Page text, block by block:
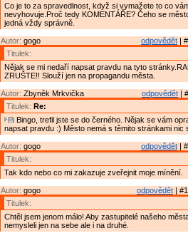
Co je to za spravedlnost, když si vymažete to co
nevyhovuje.Proč tedy KOMENTÁŘE? Čeho se
jedná vždy správně.
odpovědět |
Autor: gogo
Titulek:
Nějak se mi nedaří napsat pravdu na tyto
ZRUŠTE!! Slouží jen na propagandu města.
odpovědět |
Autor: Zbyněk Mrkvička
Titulek: Re:
Bingo, trefil jste se do černého. Nějak se vám
napsat pravdu :) Město nemá s těmito stránkami nic
odpovědět |
Autor: gogo
Titulek:
Tak kdo nebo co mi zakazuje zveřejnit moje mínění.
odpovědět |
Autor: gogo
Titulek:
Chtěl jsem jenom málo! Aby zastupitelé našeho
nemysleli jen na sebe ale i na druhé.